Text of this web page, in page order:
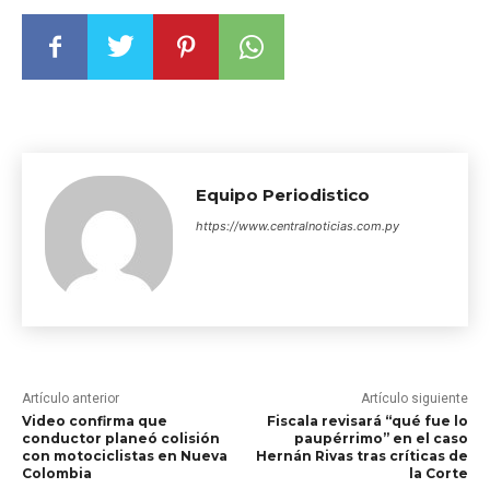
Equipo Periodistico
https://www.centralnoticias.com.py
Artículo anterior
Video confirma que
conductor planeó colisión
con motociclistas en Nueva
Colombia
Artículo siguiente
Fiscala revisará “qué fue lo
paupérrimo” en el caso
Hernán Rivas tras críticas de
la Corte